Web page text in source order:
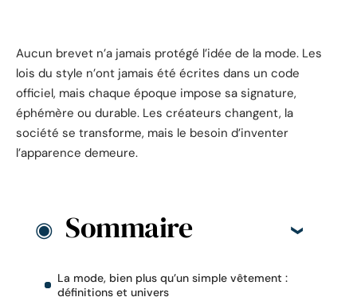
Aucun brevet n’a jamais protégé l’idée de la mode. Les
lois du style n’ont jamais été écrites dans un code
officiel, mais chaque époque impose sa signature,
éphémère ou durable. Les créateurs changent, la
société se transforme, mais le besoin d’inventer
l’apparence demeure.
Sommaire
La mode, bien plus qu’un simple vêtement :
définitions et univers